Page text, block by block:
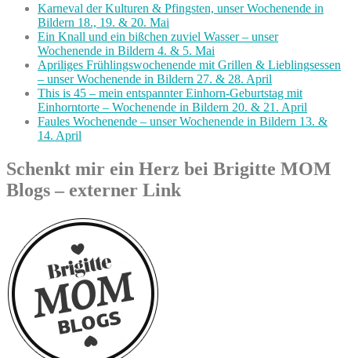
Karneval der Kulturen & Pfingsten, unser Wochenende in
Bildern 18., 19. & 20. Mai
Ein Knall und ein bißchen zuviel Wasser – unser
Wochenende in Bildern 4. & 5. Mai
Apriliges Frühlingswochenende mit Grillen & Lieblingsessen
– unser Wochenende in Bildern 27. & 28. April
This is 45 – mein entspannter Einhorn-Geburtstag mit
Einhorntorte – Wochenende in Bildern 20. & 21. April
Faules Wochenende – unser Wochenende in Bildern 13. &
14. April
Schenkt mir ein Herz bei Brigitte MOM
Blogs – externer Link